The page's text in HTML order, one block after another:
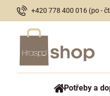
+420 778 400 016 (po -
Potřeby a